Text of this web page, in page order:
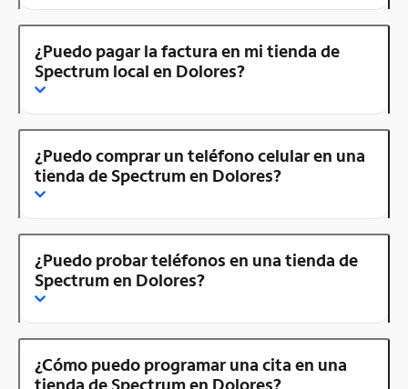
¿Puedo pagar la factura en mi tienda de
Spectrum local en Dolores?
¿Puedo comprar un teléfono celular en una
tienda de Spectrum en Dolores?
¿Puedo probar teléfonos en una tienda de
Spectrum en Dolores?
¿Cómo puedo programar una cita en una
tienda de Spectrum en Dolores?